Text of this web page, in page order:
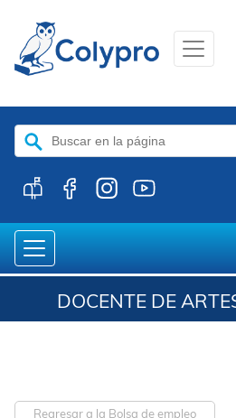
Buscar:
DOCENTE DE
Regresar a la Bolsa de empleo